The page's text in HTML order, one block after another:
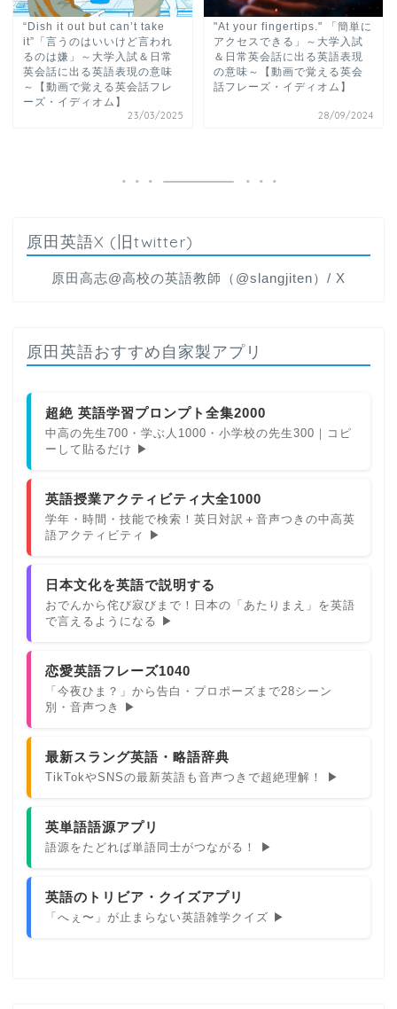
“Dish it out but can’t take
it”「言うのはいいけど言われ
るのは嫌」～大学入試＆日常
英会話に出る英語表現の意味
～【動画で覚える英会話フレ
ーズ・イディオム】
23/03/2025
"At your fingertips." 「簡単に
アクセスできる」～大学入試
＆日常英会話に出る英語表現
の意味～【動画で覚える英会
話フレーズ・イディオム】
28/09/2024
原田英語X (旧twitter)
原田高志@高校の英語教師（@slangjiten）/ X
原田英語おすすめ自家製アプリ
超絶 英語学習プロンプト全集2000
中高の先生700・学ぶ人1000・小学校の先生300｜コピ
ーして貼るだけ ▶
英語授業アクティビティ大全1000
学年・時間・技能で検索！英日対訳＋音声つきの中高英
語アクティビティ ▶
日本文化を英語で説明する
おでんから侘び寂びまで！日本の「あたりまえ」を英語
で言えるようになる ▶
恋愛英語フレーズ1040
「今夜ひま？」から告白・プロポーズまで28シーン
別・音声つき ▶
最新スラング英語・略語辞典
TikTokやSNSの最新英語も音声つきで超絶理解！ ▶
英単語語源アプリ
語源をたどれば単語同士がつながる！ ▶
英語のトリビア・クイズアプリ
「へぇ〜」が止まらない英語雑学クイズ ▶